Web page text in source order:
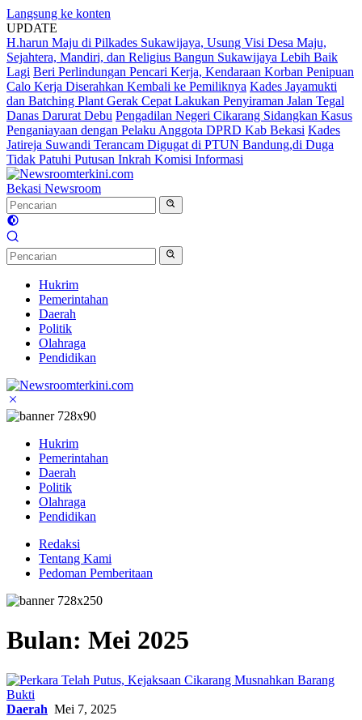
Langsung ke konten
UPDATE
H.harun Maju di Pilkades Sukawijaya, Usung Visi Desa Maju,
Sejahtera, Mandiri, dan Religius Bangun Sukawijaya Lebih Baik
Lagi Beri Perlindungan Pencari Kerja, Kendaraan Korban Penipuan
Calo Kerja Diserahkan Kembali ke Pemiliknya Kades Jayamukti
dan Batching Plant Gerak Cepat Lakukan Penyiraman Jalan Tegal
Danas Darurat Debu Pengadilan Negeri Cikarang Sidangkan Kasus
Penganiayaan dengan Pelaku Anggota DPRD Kab Bekasi Kades
Jatireja Suwandi Terancam Digugat di PTUN Bandung,di Duga
Tidak Patuhi Putusan Inkrah Komisi Informasi
Bekasi Newsroom
Hukrim
Pemerintahan
Daerah
Politik
Olahraga
Pendidikan
Hukrim
Pemerintahan
Daerah
Politik
Olahraga
Pendidikan
Redaksi
Tentang Kami
Pedoman Pemberitaan
Bulan: Mei 2025
Daerah Mei 7, 2025